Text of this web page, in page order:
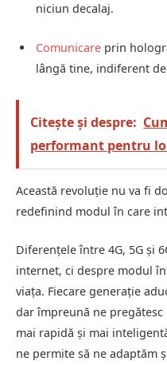
niciun decalaj.
Comunicare prin
lângă tine, indiferent
Citește și despre:
performant pentru
Această revoluție nu va fi
redefinind modul în care
Diferențele între 4G, 5G și
internet, ci despre modul
viața. Fiecare generație
dar împreună ne
mai rapidă și mai
ne permite să ne adaptăm